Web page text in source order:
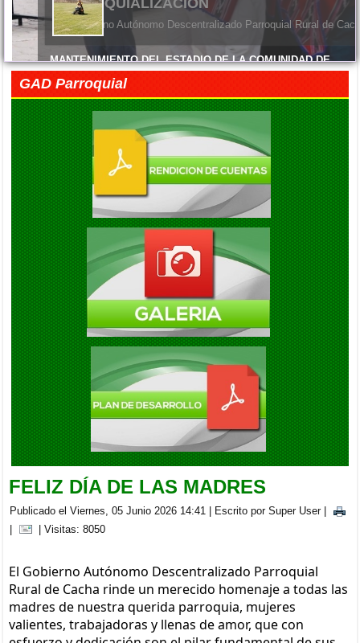
El Gobierno Autónomo Descentralizado Parroquial Rural de
MANTENIMIENTO DEL ESTADIO DE LA COMUNIDAD DE
MACHANGARA
Viernes, 05 Junio 2026 14:45
FELIZ DÍA DE LAS MADRES
Viernes, 05 Junio 2026 14:41
EXITO EN LA INAUGURACION DEL CAMPEONATO DE
FUTBOL DIE ESTRELLAS
Viernes, 05 Septiembre 2025 20:08
ENTREGA DE KITS ALIMENTARIOS EN LA COMUNIDAD DE
GAUBUG
Viernes, 05 Septiembre 2025 20:04
BRIGADA MEDICA INTERDISCIPLINARIA EN LA PARROQUIA
CACHA
Viernes, 05 Septiembre 2025 20:00
GAD Parroquial
FELIZ DÍA DE LAS MADRES
Publicado el Viernes, 05 Junio 2026 14:41 | Escrito por Super User|
|
| Visitas: 8050
El Gobierno Autónomo Descentralizado Parroquial
Rural de Cacha rinde un merecido homenaje a todas las
madres de nuestra querida parroquia, mujeres
valientes, trabajadoras y llenas de amor, que con